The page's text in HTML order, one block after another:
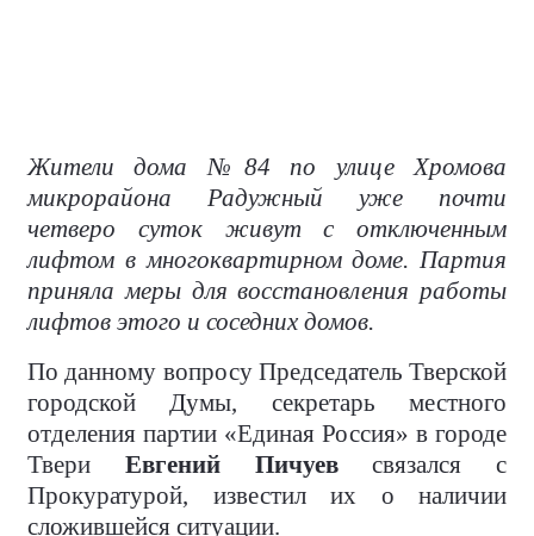
Жители дома №84 по улице Хромова
микрорайона Радужный уже почти
четверо суток живут с отключенным
лифтом в многоквартирном доме. Партия
приняла меры для восстановления работы
лифтов этого и соседних домов.
По данному вопросу Председатель Тверской
городской Думы, секретарь местного
отделения партии «Единая Россия» в городе
Твери Евгений Пичуевсвязался с
Прокуратурой, известил их о наличии
сложившейся ситуации.